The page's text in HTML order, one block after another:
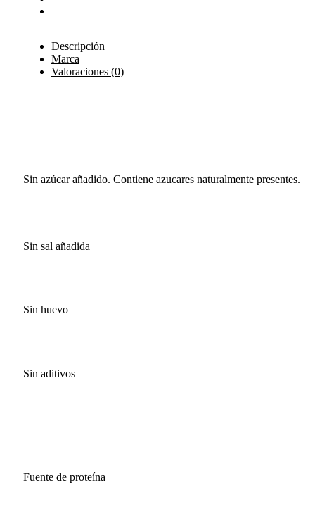
Descripción
Marca
Valoraciones (0)
Sin azúcar añadido. Contiene azucares naturalmente presentes.
Sin sal añadida
Sin huevo
Sin aditivos
Fuente de proteína